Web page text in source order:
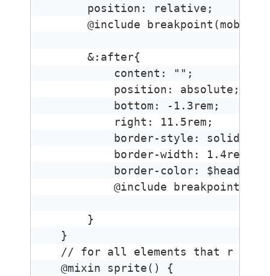
position: relative;
@include
&:after{
content: "";
position: absolute;;
bottom: -1.3rem;
right: 11.5rem;
border-style: solid;
border-width: 1.4rem
border-color: $headers-
@include
}
}
// for all elements that r
@mixin sprite() {